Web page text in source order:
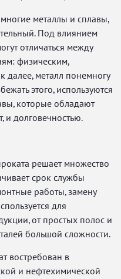
металлы и сплавы,
Под влиянием
отличаться между
физическим,
далее, металл понемногу
этого, используются
которые обладают
и долговечностью.
решает множество
срок службы
работы, замену
для
от простых полос и
большой сложности.
востребован в
и нефтехимической